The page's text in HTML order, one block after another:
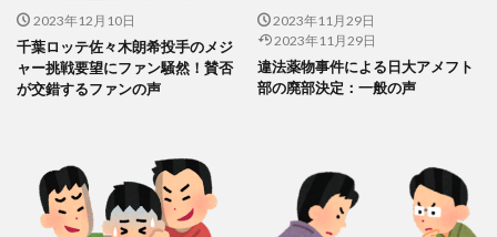
2023年12月10日
千葉ロッテ佐々木朗希投手のメジ
ャー挑戦要望にファン騒然！賛否
が交錯するファンの声
2023年11月29日
2023年11月29日
違法薬物事件による日大アメフト
部の廃部決定：一般の声